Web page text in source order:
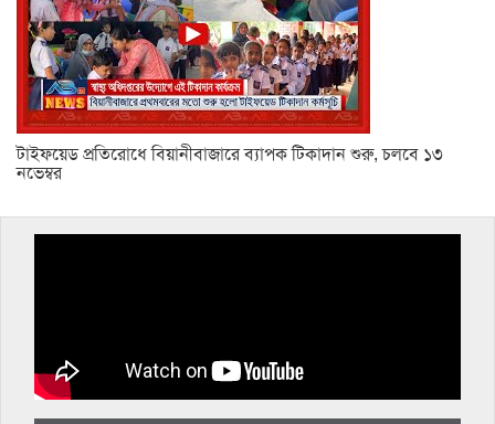
টাইফয়েড প্রতিরোধে বিয়ানীবাজারে ব্যাপক টিকাদান শুরু, চলবে ১৩
নভেম্বর